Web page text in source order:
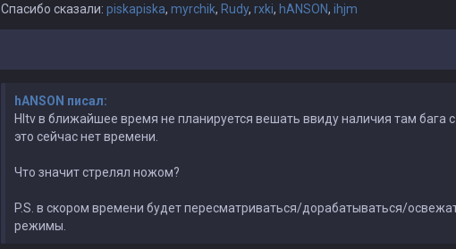
Спасибо сказали: piskapiska, myrchik, Rudy, rxki, hАNSON, ihjm
hANSON писал:
Hltv в ближайшее время не планируется вешать ввиду наличия там бага
это сейчас нет времени.
Что значит стрелял ножом?
P.S. в скором времени будет пересматриваться/дорабатываться/
режимы.